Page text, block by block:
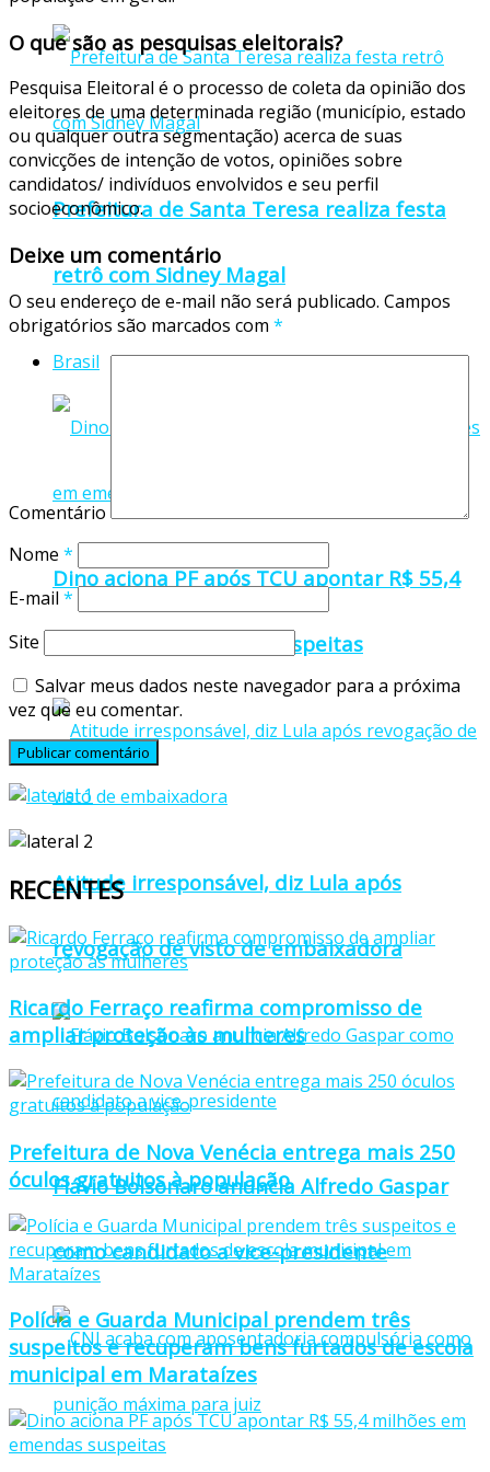
Prefeitura de Santa Teresa realiza festa
retrô com Sidney Magal
Brasil
Dino aciona PF após TCU apontar R$ 55,4
milhões em emendas suspeitas
Atitude irresponsável, diz Lula após
revogação de visto de embaixadora
Flávio Bolsonaro anuncia Alfredo Gaspar
como candidato a vice-presidente
O que são as pesquisas eleitorais?
Pesquisa Eleitoral é o processo de coleta da opinião dos
eleitores de uma determinada região (município, estado
ou qualquer outra segmentação) acerca de suas
convicções de intenção de votos, opiniões sobre
candidatos/ indivíduos envolvidos e seu perfil
socioeconômico.
Deixe um comentário
O seu endereço de e-mail não será publicado. Campos
obrigatórios são marcados com *
Comentário
Nome *
E-mail *
Site
Salvar meus dados neste navegador para a próxima
vez que eu comentar.
RECENTES
Ricardo Ferraço reafirma compromisso de
ampliar proteção às mulheres
Prefeitura de Nova Venécia entrega mais 250
óculos gratuitos à população
Polícia e Guarda Municipal prendem três
suspeitos e recuperam bens furtados de escola
municipal em Marataízes